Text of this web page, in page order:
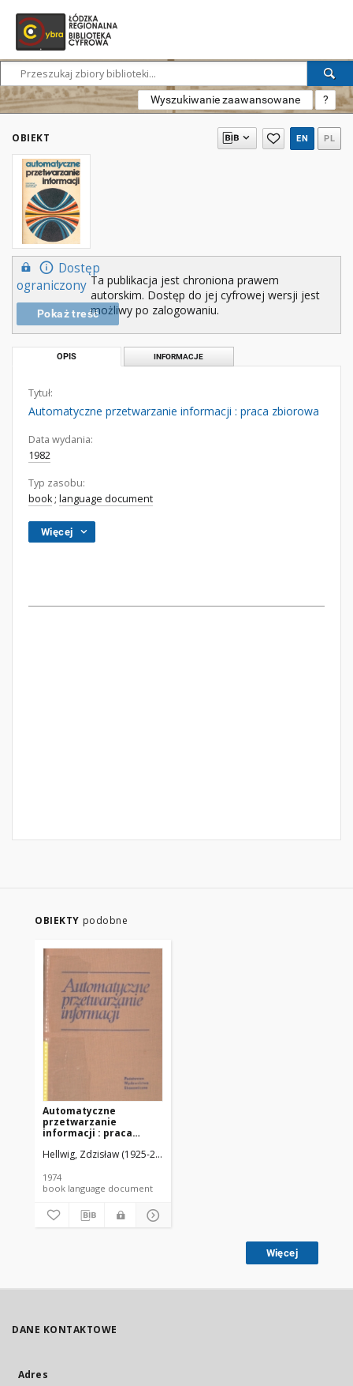
Wyszukiwanie zaawansowane ?
OBIEKT EN PL
Dostęp
ograniczony
Pokaż treść
Ta publikacja jest chroniona prawem
autorskim. Dostęp do jej cyfrowej wersji jest
możliwy po zalogowaniu.
OPIS INFORMACJE
Tytuł:
Automatyczne przetwarzanie informacji : praca zbiorowa
Data wydania:
1982
Typ zasobu:
book; language document
Więcej
OBIEKTY podobne
Automatyczne
przetwarzanie
informacji : praca
Hellwig, Zdzisław (1925-2013). Red.
1974
book language document
Więcej
DANE KONTAKTOWE
Adres